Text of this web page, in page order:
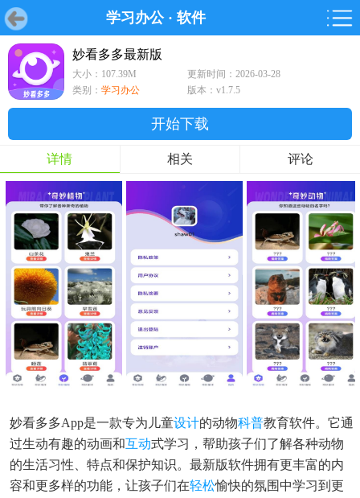
学习办公· 软件
首页 游戏 软件
首页 游戏 软件 鸿蒙
游戏
鸿蒙
软件
专题
妙看多多最新版
大小：107.39M
更新时间：2026-03-28
类别： 学习办公 版本：v1.7.5
开始下载
详情 相关 评论
妙看多多app是一款专为儿童设计的动物科普教育软件。它通
过生动有趣的动画和互动式学习，帮助孩子们了解各种动物
的生活习性、特点和保护知识。最新版软件拥有更丰富的内
容和更多样的功能，让孩子们在轻松愉快的氛围中学习到更